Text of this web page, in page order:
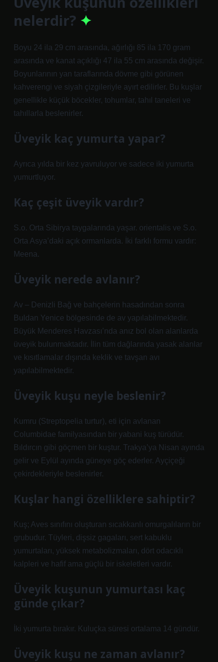
nelerdir?
Boyu 24 ila 29 cm arasında, ağırlığı 85 ila 170 gram
arasında ve kanat açıklığı 47 ila 55 cm arasında değişir.
Boyunlarının yan taraflarında dövme gibi görünen
kahverengi ve siyah çizgileriyle ayırt edilirler. Bu kuşlar
genellikle küçük böcekler, tohumlar, tahıl taneleri ve
tahıllarla beslenirler.
Üveyik kaç yumurta yapar?
Ayrıca yılda bir kez yavruluyor ve sadece iki yumurta
yumurtluyor.
Kaç çeşit üveyik vardır?
S.o. Orta Sibirya taygalarında yaşar. orientalis ve S.o.
Orta Asya’daki açık ormanlarda. İki farklı formu vardır:
Meena.
Üveyik nerede avlanır?
Av – Denizli Bağ ve bahçelerin hasadından sonra
Buldan Yenice bölgesinde de av yapılabilmektedir.
Büyük Menderes Havzası’nda anız bol olan alanlarda
üveyik bulunmaktadır. İlin tüm dağlarında yasak alanlar
ve kısıtlamalar dışında keklik ve tavşan avı
yapılabilmektedir.
Üveyik kuşu neyle beslenir?
Kumru (Streptopelia turtur), eti için avlanan
Columbidae familyasından bir yabani kuş türüdür.
Bıldırcın gibi göçmen bir kuştur. Trakya’ya Nisan ayında
gelir ve Eylül ayında güneye göç ederler. Ayçiçeği
çekirdekleriyle beslenirler.
Kuşlar hangi özelliklere sahiptir?
Kuş; Aves sınıfını oluşturan sıcakkanlı omurgalıların bir
grubudur. Tüyleri, dişsiz gagaları, sert kabuklu
yumurtaları, yüksek metabolizmaları, dört odacıklı
kalpleri ve hafif ama güçlü bir iskeletleri vardır.
Üveyik kuşunun yumurtası kaç
günde çıkar?
İki yumurta bırakır. Kuluçka süresi ortalama 14 gündür.
Üveyik kuşu ne zaman avlanır?